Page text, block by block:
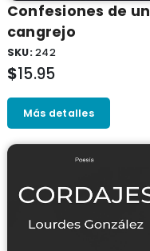
Confesiones de un
cangrejo
SKU:242
$15.95
Más detalles